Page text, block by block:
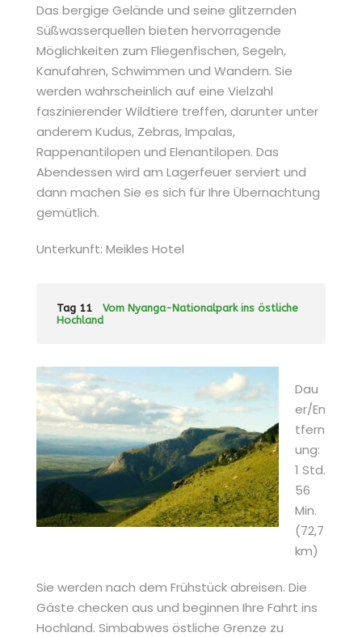
Das bergige Gelände und seine glitzernden
Süßwasserquellen bieten hervorragende
Möglichkeiten zum Fliegenfischen, Segeln,
Kanufahren, Schwimmen und Wandern. Sie
werden wahrscheinlich auf eine Vielzahl
faszinierender Wildtiere treffen, darunter unter
anderem Kudus, Zebras, Impalas,
Rappenantilopen und Elenantilopen. Das
Abendessen wird am Lagerfeuer serviert und
dann machen Sie es sich für Ihre Übernachtung
gemütlich.
Unterkunft: Meikles Hotel
Tag 11
Vom Nyanga-Nationalpark ins östliche
Hochland
Dau
er/En
tfern
ung:
1 Std.
56
Min.
(72,7
km)
Sie werden nach dem Frühstück abreisen. Die
Gäste checken aus und beginnen Ihre Fahrt ins
Hochland. Simbabwes östliche Grenze zu